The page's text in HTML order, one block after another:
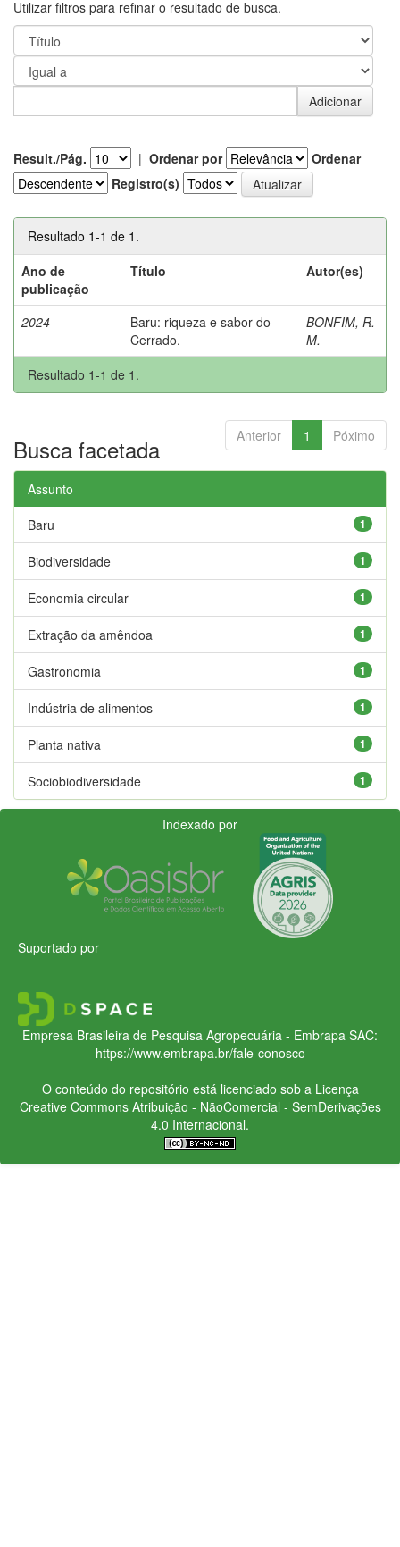
Utilizar filtros para refinar o resultado de busca.
Result./Pág. | Ordenar por
Ordenar
Registro(s)
Resultado 1-1 de 1.
Ano de
publicação
Título Autor(es)
2024
Baru: riqueza e sabor do
Cerrado.
BONFIM, R.
M.
Resultado 1-1 de 1.
Anterior 1 Póximo
Busca facetada
Assunto
1
Baru
1
Biodiversidade
1
Economia circular
1
Extração da amêndoa
1
Gastronomia
1
Indústria de alimentos
1
Planta nativa
1
Sociobiodiversidade
Indexado por
Suportado por
Empresa Brasileira de Pesquisa Agropecuária - Embrapa SAC:
https://www.embrapa.br/fale-conosco
O conteúdo do repositório está licenciado sob a Licença
Creative CommonsAtribuição - NãoComercial - SemDerivações
4.0 Internacional.